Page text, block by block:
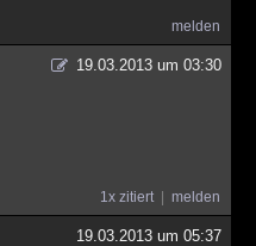
melden
19.03.2013 um 03:30
1x zitiert melden
19.03.2013 um 05:37